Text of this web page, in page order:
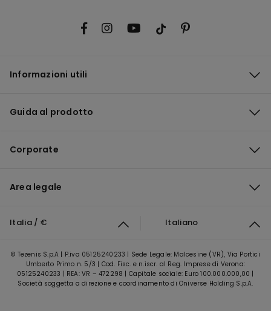
Informazioni utili
Guida al prodotto
Corporate
Area legale
Italia / € Italiano
© Tezenis S.p.A | P.iva 05125240233 | Sede Legale: Malcesine (VR), Via Portici
Umberto Primo n. 5/3 | Cod. Fisc. e n.iscr. al Reg. Imprese di Verona:
05125240233 | REA: VR – 472298 | Capitale sociale: Euro 100.000.000,00 |
Società soggetta a direzione e coordinamento di Oniverse Holding S.p.A.